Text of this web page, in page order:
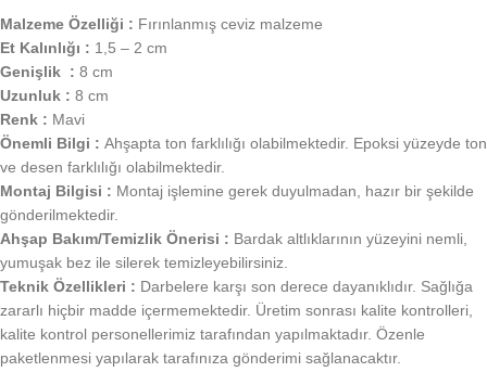
Malzeme Özelliği : Fırınlanmış ceviz malzeme
Et Kalınlığı : 1,5 – 2 cm
Genişlik : 8 cm
Uzunluk : 8 cm
Renk : Mavi
Önemli Bilgi : Ahşapta ton farklılığı olabilmektedir. Epoksi yüzeyde ton
ve desen farklılığı olabilmektedir.
Montaj Bilgisi : Montaj işlemine gerek duyulmadan, hazır bir şekilde
gönderilmektedir.
Ahşap Bakım/Temizlik Önerisi : Bardak altlıklarının yüzeyini nemli,
yumuşak bez ile silerek temizleyebilirsiniz.
Teknik Özellikleri : Darbelere karşı son derece dayanıklıdır. Sağlığa
zararlı hiçbir madde içermemektedir. Üretim sonrası kalite kontrolleri,
kalite kontrol personellerimiz tarafından yapılmaktadır. Özenle
paketlenmesi yapılarak tarafınıza gönderimi sağlanacaktır.